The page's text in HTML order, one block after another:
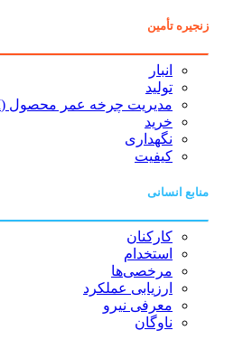
زنجیره تأمین
انبار
تولید
مدیریت چرخه عمر محصول (PLM)
خرید
نگهداری
کیفیت
منابع انسانی
کارکنان
استخدام
مرخصی‌ها
ارزیابی عملکرد
معرفی نیرو
ناوگان